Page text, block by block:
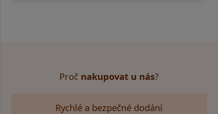
Proč nakupovat u nás?
Rychlé a bezpečné dodání